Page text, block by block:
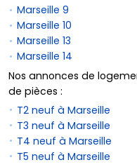
Marseille 9
Marseille 10
Marseille 13
Marseille 14
Nos annonces de
de pièces :
T2 neuf à Marseille
T3 neuf à Marseille
T4 neuf à Marseille
T5 neuf à Marseille